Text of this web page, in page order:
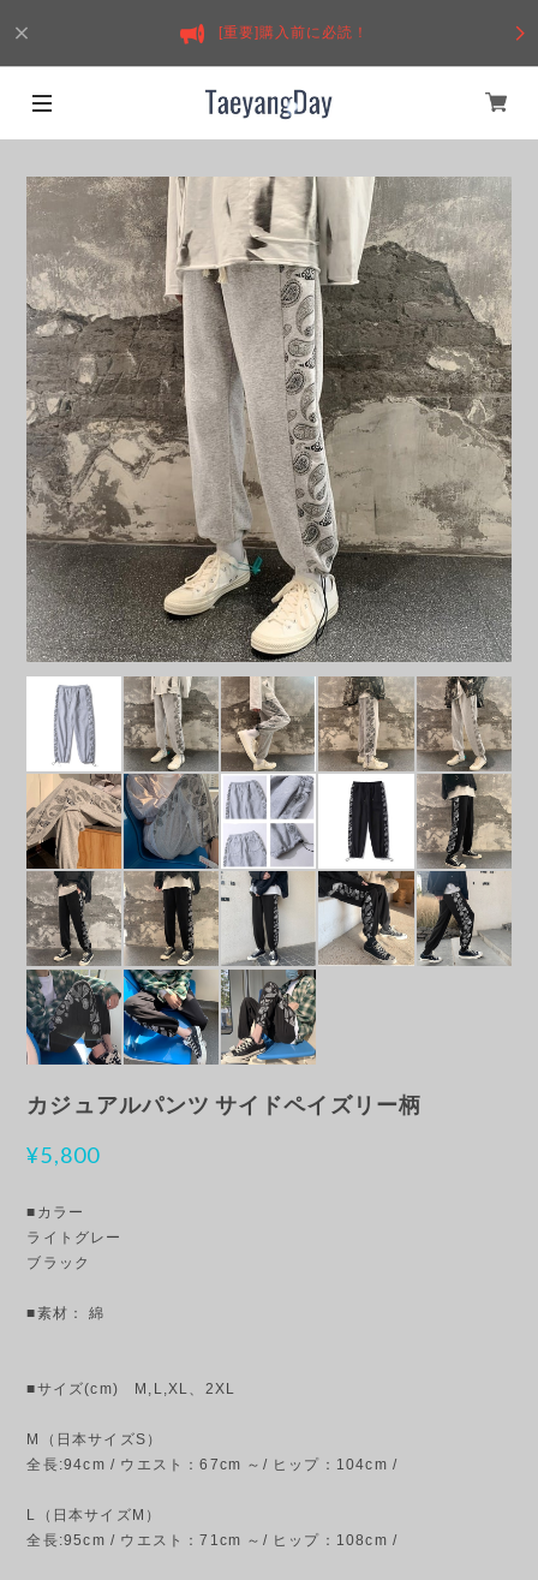
[重要]購入前に必読！
カジュアルパンツ サイドペイズリー柄
¥5,800
■カラー
ライトグレー
ブラック
■素材： 綿
■サイズ(cm) M,L,XL、2XL
M（日本サイズS）
全長:94cm / ウエスト：67cm ～/ ヒップ：104cm /
L（日本サイズM）
全長:95cm / ウエスト：71cm ～/ ヒップ：108cm /